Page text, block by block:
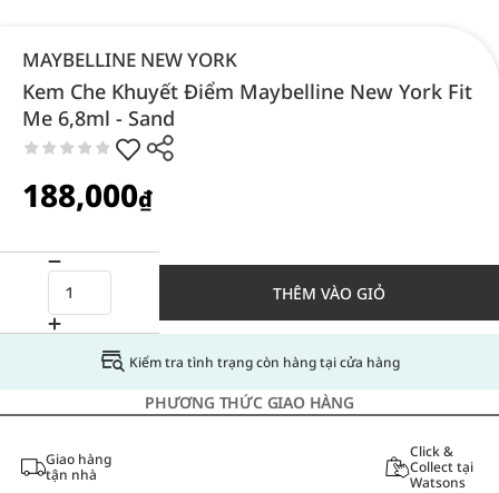
MAYBELLINE NEW YORK
Kem Che Khuyết Điểm Maybelline New York Fit
Me 6,8ml - Sand
188,000₫
THÊM VÀO GIỎ
Kiểm tra tình trạng còn hàng tại cửa hàng
PHƯƠNG THỨC GIAO HÀNG
Giao hàng
tận nhà
Click &
Collect tại
Watsons